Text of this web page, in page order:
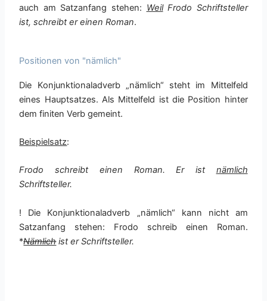
auch am Satzanfang stehen: WeilFrodo Schriftsteller
ist, schreibt er einen Roman.
Positionen von "nämlich"
Die Konjunktionaladverb „nämlich“ steht im Mittelfeld
eines Hauptsatzes. Als Mittelfeld ist die Position hinter
dem finiten Verb gemeint.
Beispielsatz:
Frodo schreibt einen Roman. Er ist nämlich
Schriftsteller.
! Die Konjunktionaladverb „nämlich“ kann nicht am
Satzanfang stehen: Frodo schreib einen Roman.
*Nämlichist er Schriftsteller.